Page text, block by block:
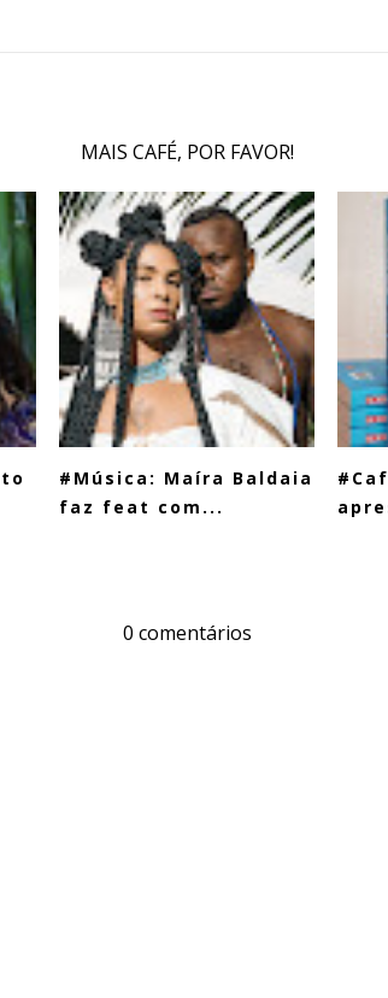
MAIS CAFÉ, POR FAVOR!
#Música: Maíra Baldaia
faz feat com...
0 comentários